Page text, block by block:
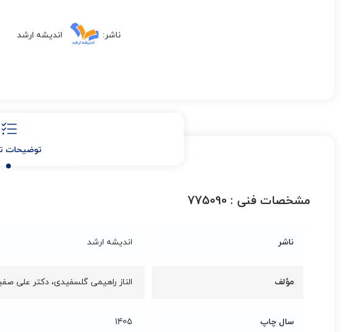
اندیشه ارشد
توضیحات
مشخصات فنی : 775090
ناشر اندیشه ارشد
مؤلف الناز راهیمی گلسفیدی، دکتر علی
سال چاپ 1405